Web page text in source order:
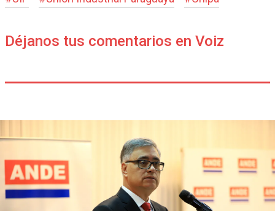
Déjanos tus comentarios en Voiz